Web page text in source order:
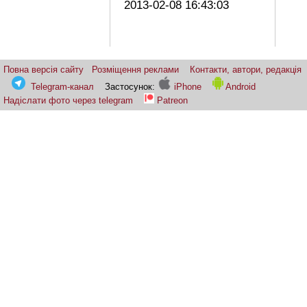
2013-02-08 16:43:03
Повна версія сайту Розміщення реклами
Контакти, автори, редакція
Telegram-канал
Застосунок: iPhone
Android
Надіслати фото через telegram
Patreon